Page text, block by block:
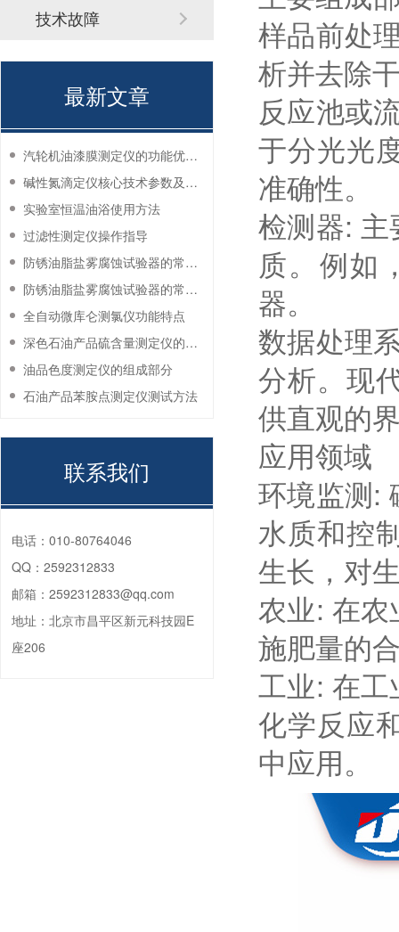
样品前处
析并去除
反应池或
于分光光
准确性。
检测器:
质。例如
器。
数据处理
分析。现
供直观的
应用领域
环境监测:
水质和控
生长，对
农业: 在
施肥量的
工业: 在
化学反应
中应用。
技术故障
最新文章
汽轮机油漆膜测定仪的功能优势有哪些？
碱性氮滴定仪核心技术参数及应用说明
实验室恒温油浴使用方法
过滤性测定仪操作指导
防锈油脂盐雾腐蚀试验器的常见故障与解决方法
防锈油脂盐雾腐蚀试验器的常见故障与解决方法
全自动微库仑测氯仪功能特点
深色石油产品硫含量测定仪的工作环境要求
油品色度测定仪的组成部分
石油产品苯胺点测定仪测试方法
联系我们
电话： 010-80764046
QQ： 2592312833
邮箱： 2592312833@qq.com
地址： 北京市昌平区新元科技园E
座206